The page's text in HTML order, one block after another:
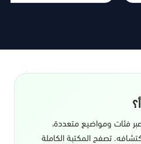
فئات ومواضيع متعددة،
تصفح المكتبة الكاملة